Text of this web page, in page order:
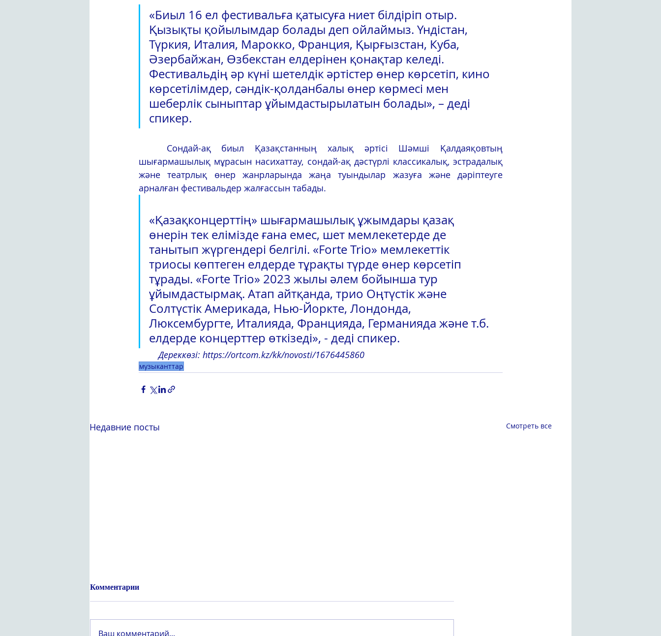
«Биыл 16 ел фестивальға қатысуға ниет білдіріп отыр.
Қызықты қойылымдар болады деп ойлаймыз. Үндістан,
Түркия, Италия, Марокко, Франция, Қырғызстан, Куба,
Әзербайжан, Өзбекстан елдерінен қонақтар келеді.
Фестивальдің әр күні шетелдік әртістер өнер көрсетіп, кино
көрсетілімдер, сәндік-қолданбалы өнер көрмесі мен
шеберлік сыныптар ұйымдастырылатын болады», – деді
спикер.
шығармашылық мұрасын насихаттау, сондай-ақ дәстүрлі классикалық, эстрадалық
және театрлық өнер жанрларында жаңа туындылар жазуға және дәріптеуге
арналған фестивальдер жалғассын табады.
«Қазақконцерттің» шығармашылық ұжымдары қазақ
өнерін тек елімізде ғана емес, шет мемлекетерде де
танытып жүргендері белгілі. «Forte Trio» мемлекеттік
триосы көптеген елдерде тұрақты түрде өнер көрсетіп
тұрады. «Forte Trio» 2023 жылы әлем бойынша тур
ұйымдастырмақ. Атап айтқанда, трио Оңтүстік және
Солтүстік Америкада, Нью-Йоркте, Лондонда,
Люксембургте, Италияда, Францияда, Германияда және т.б.
елдерде концерттер өткізеді», - деді спикер.
Дереккөзі: https://ortcom.kz/kk/novosti/1676445860
музыканттар
Недавние посты Смотреть все
Комментарии
Ваш комментарий...